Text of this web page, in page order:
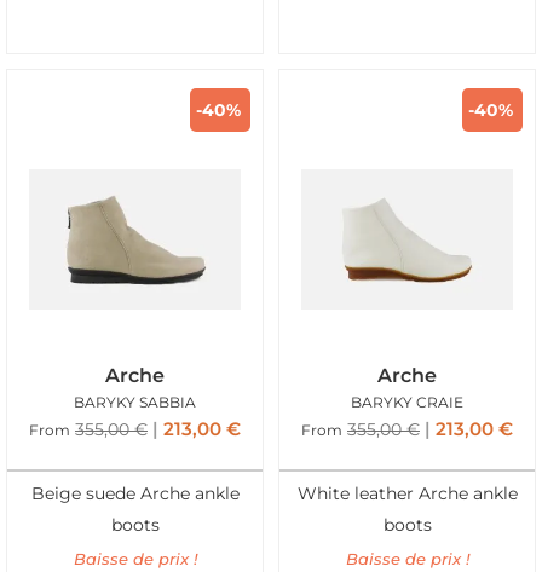
-40%
Arche
BARYKY SABBIA
From 355,00€ 213,00 €
Beige suede Arche ankle
boots
Baisse de prix !
-40%
Arche
BARYKY CRAIE
From 355,00€ 213,00 €
White leather Arche ankle
boots
Baisse de prix !